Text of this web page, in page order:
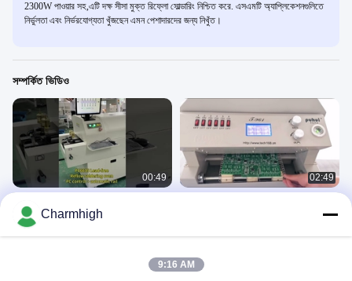
2300W পাওয়ার সহ,এটি দক্ষ সীসা মুক্ত রিফ্লো সোল্ডারিং নিশ্চিত করে. এসএমটি অ্যাপ্লিকেশনগুলিতে
নির্ভুলতা এবং নির্ভরযোগ্যতা খুঁজছেন এমন পেশাদারদের জন্য নিখুঁত।
সম্পর্কিত ভিডিও
00:49
350 মিমি 6 জোন সোল্ডারিং মেশিন
02:49
Charmhigh
9:16 AM